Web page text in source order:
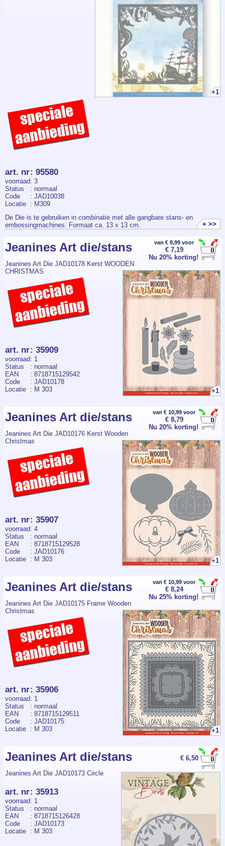
+1
art. nr: 95580
voorraad: 3
Status
: normaal
Code
: JAD10038
Locatie : M309
De Die is te gebruiken in combinatie met alle gangbare stans- en
embossingmachines. Formaat ca. 13 x 13 cm.
+ >>
van € 8,99 voor
€ 7,19
Nu 20% korting!
Jeanines Art die/stans
Jeanines Art Die JAD10178 Kerst WOODEN
CHRISTMAS
+1
art. nr: 35909
voorraad: 1
Status
: normaal
EAN
: 8718715129542
Code
: JAD10178
Locatie : M 303
van € 10,99 voor
€ 8,79
Nu 20% korting!
Jeanines Art die/stans
Jeanines Art Die JAD10176 Kerst Wooden
Christmas
+1
art. nr: 35907
voorraad: 4
Status
: normaal
EAN
: 8718715129528
Code
: JAD10176
Locatie : M 303
van € 10,99 voor
€ 8,24
Nu 25% korting!
Jeanines Art die/stans
Jeanines Art Die JAD10175 Frame Wooden
Christmas
+1
art. nr: 35906
voorraad: 1
Status
: normaal
EAN
: 8718715129511
Code
: JAD10175
Locatie : M 303
€ 6,50
Jeanines Art die/stans
Jeanines Art Die JAD10173 Circle
art. nr: 35913
voorraad: 1
Status
: normaal
EAN
: 8718715126428
Code
: JAD10173
Locatie : M 303